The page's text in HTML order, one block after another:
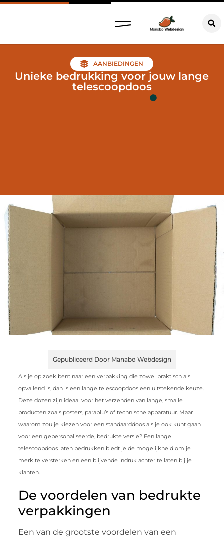
AANBIEDINGEN
Unieke bedrukking voor jouw lange
telescoopdoos
Gepubliceerd Door Manabo Webdesign
Als je op zoek bent naar een verpakking die zowel praktisch als
opvallend is, dan is een lange telescoopdoos een uitstekende keuze.
Deze dozen zijn ideaal voor het verzenden van lange, smalle
producten zoals posters, paraplu’s of technische apparatuur. Maar
waarom zou je kiezen voor een standaarddoos als je ook kunt gaan
voor een gepersonaliseerde, bedrukte versie? Een lange
telescoopdoos laten bedrukken biedt je de mogelijkheid om je
merk te versterken en een blijvende indruk achter te laten bij je
klanten.
De voordelen van bedrukte
verpakkingen
Een van de grootste voordelen van een